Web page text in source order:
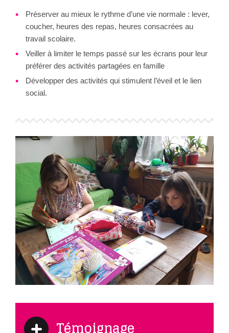
Préserver au mieux le rythme d’une vie normale : lever,
coucher, heures des repas, heures consacrées au
travail scolaire.
Veiller à limiter le temps passé sur les écrans pour leur
préférer des activités partagées en famille
Développer des activités qui stimulent l’éveil et le lien
social.
Témoignage